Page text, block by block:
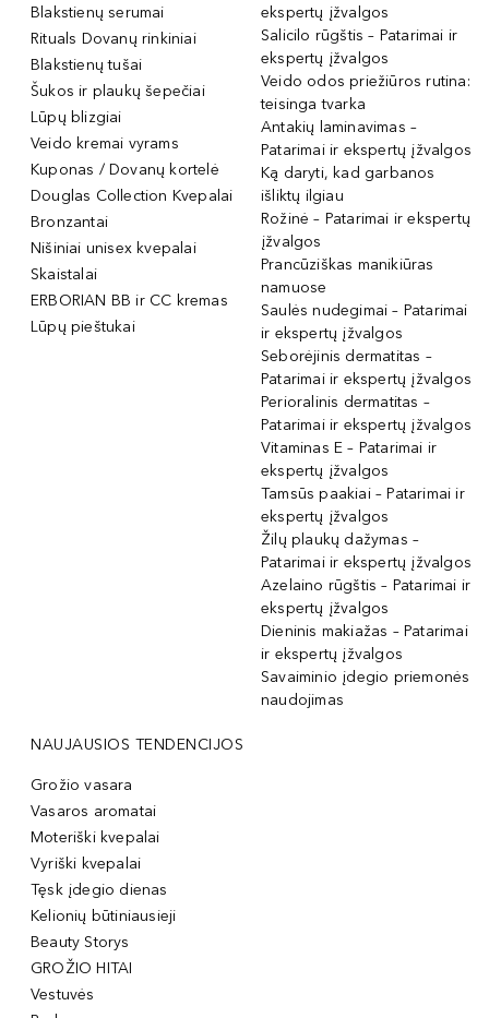
Blakstienų serumai
Rituals Dovanų rinkiniai
Blakstienų tušai
Šukos ir plaukų šepečiai
Lūpų blizgiai
Veido kremai vyrams
Kuponas / Dovanų kortelė
Douglas Collection Kvepalai
Bronzantai
Nišiniai unisex kvepalai
Skaistalai
ERBORIAN BB ir CC kremas
Lūpų pieštukai
ekspertų įžvalgos
Salicilo rūgštis – Patarimai ir
ekspertų įžvalgos
Veido odos priežiūros rutina:
teisinga tvarka
Antakių laminavimas –
Patarimai ir ekspertų įžvalgos
Ką daryti, kad garbanos
išliktų ilgiau
Rožinė – Patarimai ir ekspertų
įžvalgos
Prancūziškas manikiūras
namuose
Saulės nudegimai – Patarimai
ir ekspertų įžvalgos
Seborėjinis dermatitas –
Patarimai ir ekspertų įžvalgos
Perioralinis dermatitas –
Patarimai ir ekspertų įžvalgos
Vitaminas E – Patarimai ir
ekspertų įžvalgos
Tamsūs paakiai – Patarimai ir
ekspertų įžvalgos
Žilų plaukų dažymas –
Patarimai ir ekspertų įžvalgos
Azelaino rūgštis – Patarimai ir
ekspertų įžvalgos
Dieninis makiažas – Patarimai
ir ekspertų įžvalgos
Savaiminio įdegio priemonės
naudojimas
NAUJAUSIOS TENDENCIJOS
Grožio vasara
Vasaros aromatai
Moteriški kvepalai
Vyriški kvepalai
Tęsk įdegio dienas
Kelionių būtiniausieji
Beauty Storys
GROŽIO HITAI
Vestuvės